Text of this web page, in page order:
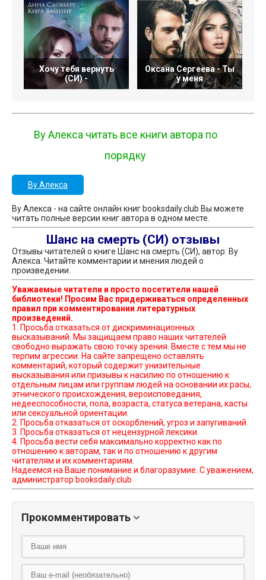
Хочу тебя вернуть
(СИ) -
Оксана Сергеева - Ты
у меня
Ву Алекса читать все книги автора по
порядку
Ву Алекса
Ву Алекса - на сайте онлайн книг booksdaily.club Вы можете
читать полные версии книг автора в одном месте.
Шанс на смерть (СИ) отзывы
Отзывы читателей о книге Шанс на смерть (СИ), автор: Ву
Алекса. Читайте комментарии и мнения людей о
произведении.
Уважаемые читатели и просто посетители нашей
библиотеки! Просим Вас придерживаться определенных
правил при комментировании литературных
произведений.
1. Просьба отказаться от дискриминационных
высказываний. Мы защищаем право наших читателей
свободно выражать свою точку зрения. Вместе с тем мы не
терпим агрессии. На сайте запрещено оставлять
комментарий, который содержит унизительные
высказывания или призывы к насилию по отношению к
отдельным лицам или группам людей на основании их расы,
этнического происхождения, вероисповедания,
недееспособности, пола, возраста, статуса ветерана, касты
или сексуальной ориентации.
2. Просьба отказаться от оскорблений, угроз и запугиваний.
3. Просьба отказаться от нецензурной лексики.
4. Просьба вести себя максимально корректно как по
отношению к авторам, так и по отношению к другим
читателям и их комментариям.
Надеемся на Ваше понимание и благоразумие. С уважением,
администратор booksdaily.club
Прокомментировать